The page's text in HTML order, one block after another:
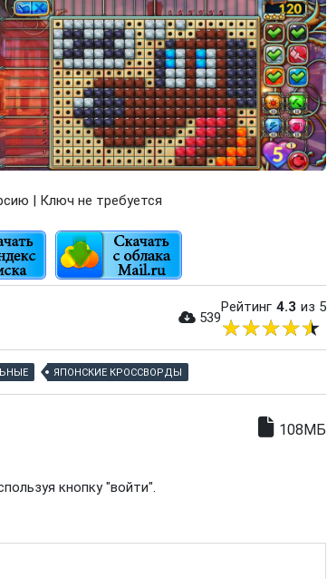
| Ключ не требуется
539
Рейтинг 4.3 из 5
ЯПОНСКИЕ КРОССВОРДЫ
108МБ
кнопку "войти".